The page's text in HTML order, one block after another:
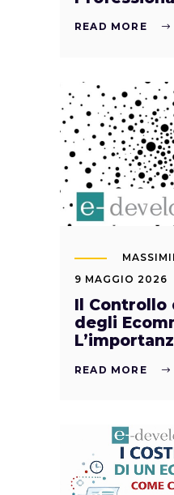
READ MORE
9 MAGGIO 2026
Il Controllo
degli
READ MORE